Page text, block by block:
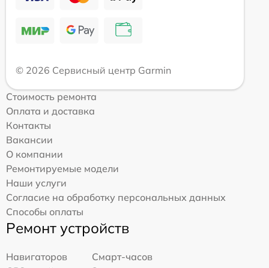
© 2026 Сервисный центр Garmin
Стоимость ремонта
Оплата и доставка
Контакты
Вакансии
О компании
Ремонтируемые модели
Наши услуги
Согласие на обработку персональных данных
Способы оплаты
Ремонт устройств
Навигаторов
Смарт-часов